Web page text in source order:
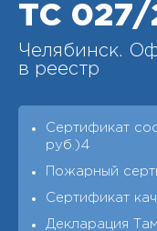
ТС 027/
Челябинск.
в реестр
Сертификат
руб.)4
Пожарный
Сертификат
Декларация